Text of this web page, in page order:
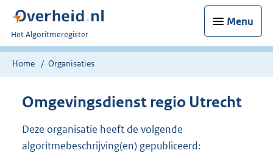
Menu
U
bent
nu
Het Algoritmeregister
Home Organisaties
Omgevingsdienst regio Utrecht
Deze organisatie heeft de volgende
algoritmebeschrijving(en) gepubliceerd: